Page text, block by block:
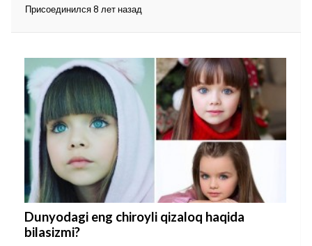
Присоединился 8 лет назад
Dunyodagi eng chiroyli qizaloq haqida
bilasizmi?